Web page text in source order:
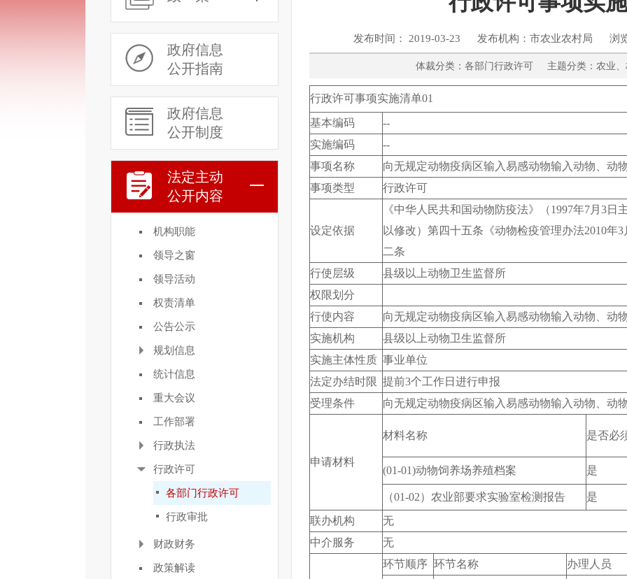
政府信息
公开指南
政府信息
公开制度
法定主动
公开内容
机构职能
领导之窗
领导活动
权责清单
公告公示
规划信息
统计信息
重大会议
工作部署
行政执法
行政许可
各部门行政许可
行政审批
财政财务
政策解读
发布时间： 2019-03-23 发布机构：市农业农村局 浏
体裁分类：各部门行政许可 主题分类：农
行政许可事项实施清单01
基本编码
--
实施编码
--
事项名称
向无规定动物疫病区输入易感动物输入动物、动
事项类型
行政许可
设定依据
《中华人民共和国动物防疫法》（1997年7月3日
以修改）第四十五条《动物检疫管理办法2010年
二条
行使层级
县级以上动物卫生监督所
权限划分
行使内容
向无规定动物疫病区输入易感动物输入动物、动
实施机构
县级以上动物卫生监督所
实施主体性质 事业单位
法定办结时限 提前3个工作日进行申报
受理条件
向无规定动物疫病区输入易感动物输入动物、动
申请材料
材料名称 是否必
(01-01)动物饲养场养殖档案 是
（01-02）农业部要求实验室检测报告 是
联办机构
无
中介服务
无
环节顺序 环节名称 办理人员